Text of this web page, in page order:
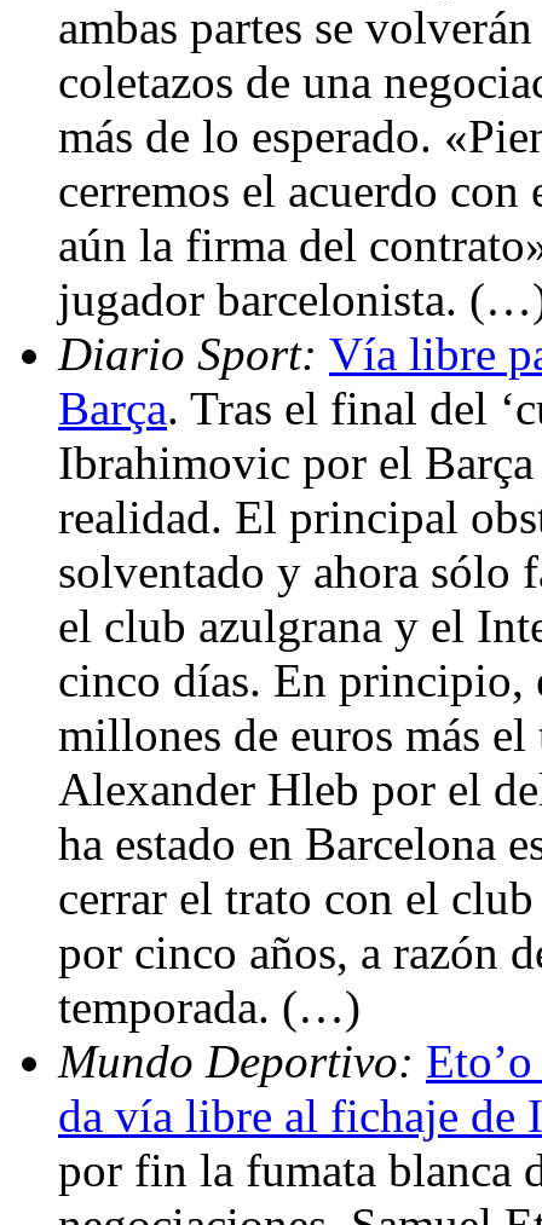
ambas partes se
coletazos de una
más de lo esperado.
cerremos el acuerdo
aún la firma del
jugador barcelonista.
Diario Sport: Vía libre
Barça. Tras el final del
Ibrahimovic por el Barça
realidad. El principal
solventado y ahora sólo
el club azulgrana y el
cinco días. En principio,
millones de euros más
Alexander Hleb por el
ha estado en Barcelona
cerrar el trato con el
por cinco años, a razón
temporada. (…)
Mundo Deportivo:
da vía libre al fichaje de
por fin la fumata blanca